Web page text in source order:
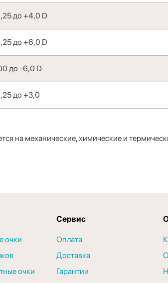
до +4,0 D
до +6,0 D
до -6,0 D
до +3,0
на механические, химические и
очки
очки
Сервис
Оплата
Доставка
Гарантии